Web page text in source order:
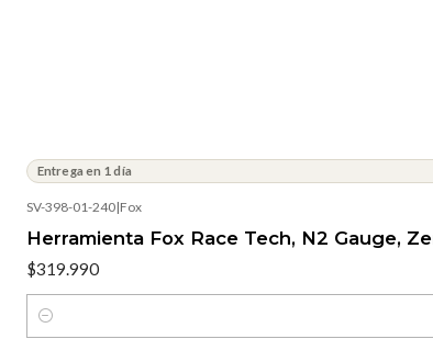
Entrega en 1 día
SV-398-01-240|Fox
Herramienta Fox Race Tech, N2 Gauge,
$319.990
Cantidad